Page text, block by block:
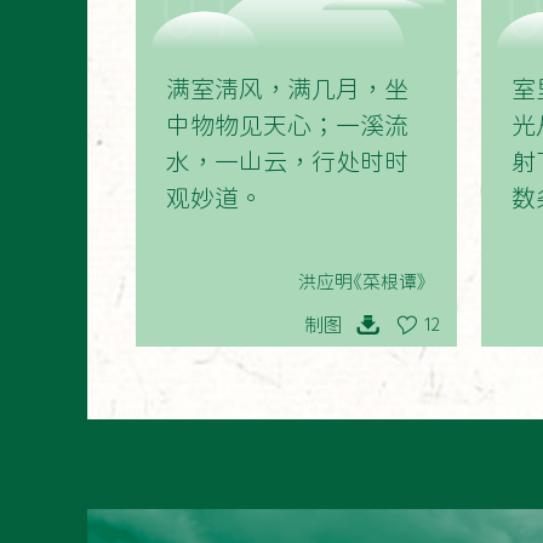
满室清风，满几月，坐
中物物见天心；一溪流
水，一山云，行处时时
观妙道。
洪应明《菜根谭》
制图 12
室
光
射
数